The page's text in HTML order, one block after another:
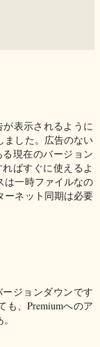
が表示されるように
ました。広告のない
現在のバージョン
ばすぐに使えるよ
は一時ファイルなの
ーネット同期は必要
ジョンダウンです
、Premiumへのア